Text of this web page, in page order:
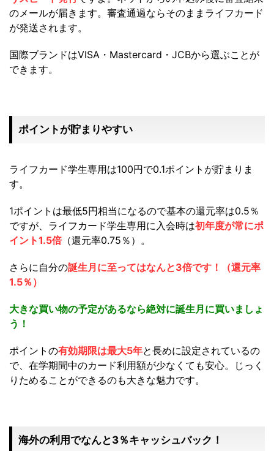
のメールが届きます。審査通過ならそのままライフカード
が発送されます。
国際ブランドはVISA・Mastercard・JCBから選ぶことが
できます。
ポイントが貯まりやすい
ライフカード学生専用は100円で0.1ポイントが貯まりま
す。
1ポイントは最低5円相当になるので基本の還元率は0.5％
ですが、ライフカード学生専用に入会時は初年度が常にポ
イント1.5倍（還元率0.75％） 。
さらに自分の誕生月に至ってはなんと3倍です！（還元率
1.5％）
大きな買い物の予定があるなら絶対に誕生月に買いましょ
う！
ポイントの有効期限は最大5年と長めに設定されているの
で、在学期間中のカード利用額が少なくても安心。じっく
りためることができるのも大きな魅力です。
海外の利用でなんと3％キャッシュバック！